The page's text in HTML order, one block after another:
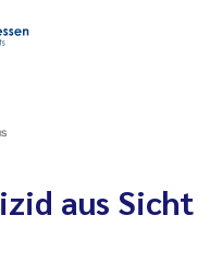
aus Sicht